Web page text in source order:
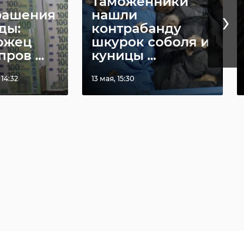
...
нашли
контрабанду
шкурок соболя и
куницы ...
13 мая, 15:30
›